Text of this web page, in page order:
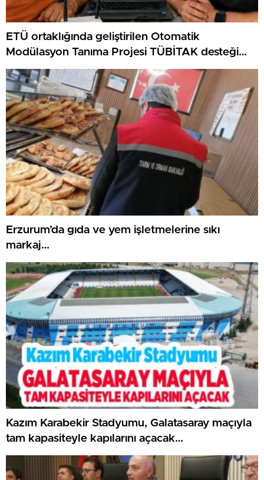
ETÜ ortaklığında geliştirilen Otomatik
Modülasyon Tanıma Projesi TÜBİTAK desteği
aldı..
Erzurum’da gıda ve yem işletmelerine sıkı
markaj…
Kazım Karabekir Stadyumu, Galatasaray maçıyla
tam kapasiteyle kapılarını açacak…